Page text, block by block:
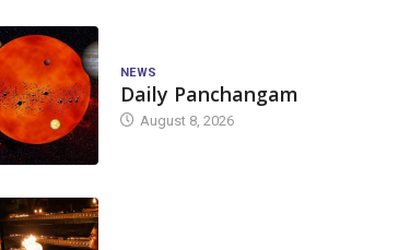
NEWS
Daily Panchangam
August 8, 2026